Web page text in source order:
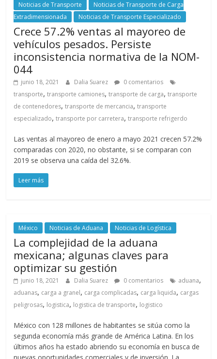
b
a
Noticias de Transporte
Noticias de Transporte de Carga
Extradimensionada
Noticias de Transporte Especializado
Crece 57.2% ventas al mayoreo de
vehículos pesados. Persiste
inconsistencia normativa de la NOM-
044
junio 18, 2021 Dalia Suarez
0 comentarios
transporte,transporte camiones,transporte de carga,transporte
de contenedores,transporte de mercancia,transporte
especializado,transporte por carretera,transporte refrigerdo
Las ventas al mayoreo de enero a mayo 2021 crecen 57.2%
comparadas con 2020, no obstante, si se comparan con
2019 se observa una caída del 32.6%.
Leer más
México Noticias de Aduana Noticias de Logística
La complejidad de la aduana
mexicana; algunas claves para
optimizar su gestión
junio 18, 2021 Dalia Suarez 0 comentarios aduana,
aduanas, carga a granel, carga complicadas, carga liquida, cargas
peligrosas, logistica, logistica de transporte, logistico
México con 128 millones de habitantes se sitúa como la
segunda economía más grande de América Latina. En los
últimos años ha estado abriendo su economía en busca de